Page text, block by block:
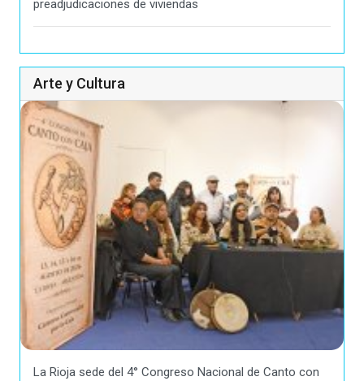
preadjudicaciones de viviendas
Arte y Cultura
La Rioja sede del 4° Congreso Nacional de Canto con